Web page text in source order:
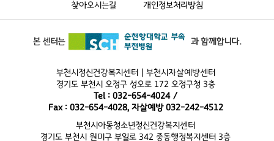
찾아오시는길 개인정보처리방침
부천시정신건강복지센터 | 부천시자살예방센터
경기도 부천시 오정구 성오로 172 오정구청 3층
Tel : 032-654-4024 /
Fax : 032-654-4028, 자살예방 032-242-4512
부천시아동청소년정신건강복지센터
경기도 부천시 원미구 부일로 342 중동행정복지센터 3층